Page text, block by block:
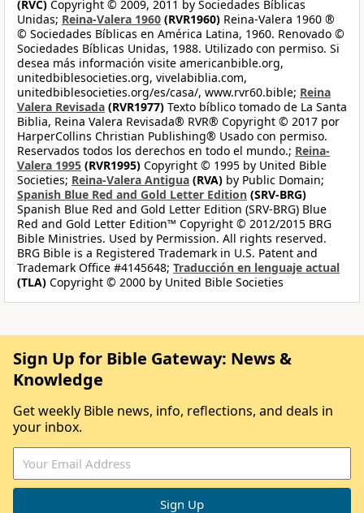
(RVC) Copyright © 2009, 2011 by Sociedades Bíblicas
Unidas; Reina-Valera 1960 (RVR1960) Reina-Valera 1960 ®
© Sociedades Bíblicas en América Latina, 1960. Renovado ©
Sociedades Bíblicas Unidas, 1988. Utilizado con permiso. Si
desea más información visite americanbible.org,
unitedbiblesocieties.org, vivelabiblia.com,
unitedbiblesocieties.org/es/casa/, www.rvr60.bible; Reina
Valera Revisada (RVR1977) Texto bíblico tomado de La Santa
Biblia, Reina Valera Revisada® RVR® Copyright © 2017 por
HarperCollins Christian Publishing® Usado con permiso.
Reservados todos los derechos en todo el mundo.; Reina-
Valera 1995 (RVR1995) Copyright © 1995 by United Bible
Societies; Reina-Valera Antigua (RVA) by Public Domain;
Spanish Blue Red and Gold Letter Edition (SRV-BRG)
Spanish Blue Red and Gold Letter Edition (SRV-BRG) Blue
Red and Gold Letter Edition™ Copyright © 2012/2015 BRG
Bible Ministries. Used by Permission. All rights reserved.
BRG Bible is a Registered Trademark in U.S. Patent and
Trademark Office #4145648; Traducción en lenguaje actual
(TLA) Copyright © 2000 by United Bible Societies
Sign Up for Bible Gateway: News &
Knowledge
Get weekly Bible news, info, reflections, and deals in
your inbox.